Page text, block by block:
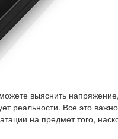
выяснить
реальности. Все это
на предмет того,